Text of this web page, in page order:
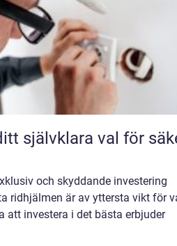
självklara val för
och skyddande investering
ridhjälmen är av yttersta vikt för
att investera i det bästa erbjuder